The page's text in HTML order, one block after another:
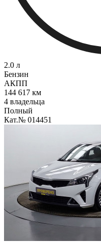
2.0 л
Бензин
АКПП
144 617 км
4 владельца
Полный
Кат.№ 014451